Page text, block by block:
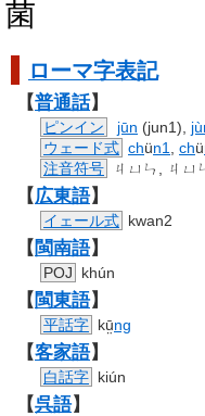
菌
ローマ字表記
【普通話】
ピンイン jūn (jun1),
ウェード式 chün1 chü
注音符号
ㄐㄩㄣ, ㄐㄩ
【広東語】
イェール式 kwan2
【 閩南語】
POJ khún
【 閩東語】
平話字 kṳ̄ng
【客家語】
白話字 kiún
【呉語】